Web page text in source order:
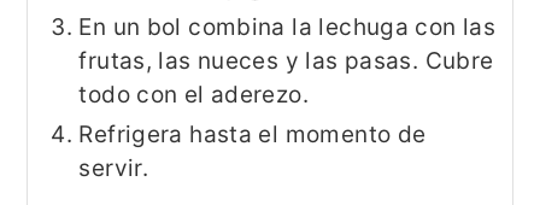
En un bol combina la lechuga con las
frutas, las nueces y las pasas. Cubre
todo con el aderezo.
Refrigera hasta el momento de
servir.